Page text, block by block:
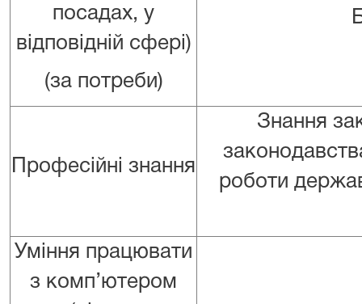
посадах, у
відповідній сфері)
(за потреби)
Професійні знання
Знання
роботи
Уміння працювати
з комп’ютером